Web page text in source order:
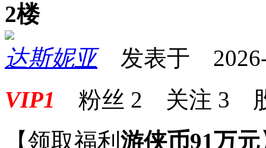
2楼
达斯妮亚发表于 2026-
VIP1 粉丝 2 关注 3
【领取福利 游侠币91万元